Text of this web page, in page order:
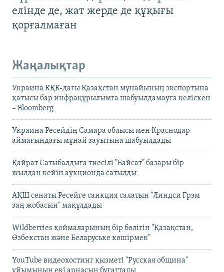
елінде де, жат жерде де құқығы
қорғалмаған
Жаңалықтар
Украина КҚК-дағы Қазақстан мұнайының экспортына
қатысы бар инфрақұрылымға шабуылдамауға келіскен
– Bloomberg
Украина Ресейдің Самара облысы мен Краснодар
аймағындағы мұнай зауытына шабуылдады
Қайрат Сатыбалдыға тиесілі "Байсат" базары бір
жылдан кейін аукционда сатылды
АҚШ сенаты Ресейге санкция салатын "Линдси Грэм
заң жобасын" мақұлдады
Wildberries қоймаларының бір бөлігін "Қазақстан,
Өзбекстан және Беларуське көшірмек"
YouTube видеохостинг қызметі "Русская община"